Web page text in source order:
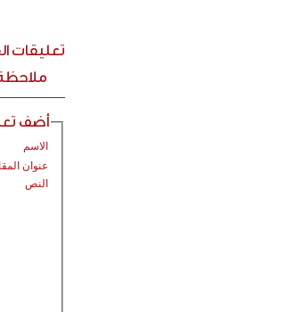
تعليقات
أضف
الاسم
عنوان
النص